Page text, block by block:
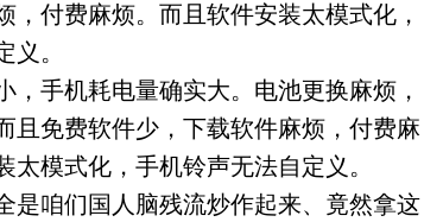
，付费麻烦。而且软件安装太模式化，
义。
，手机耗电量确实大。电池更换麻烦，
且免费软件少，下载软件麻烦，付费麻
太模式化，手机铃声无法自定义。
是咱们国人脑残流炒作起来、竟然拿这